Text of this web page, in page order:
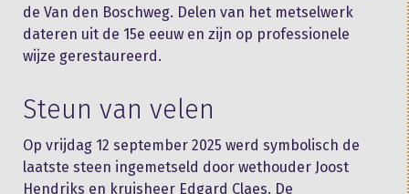
de Van den Boschweg. Delen van het metselwerk
dateren uit de 15e eeuw en zijn op professionele
wijze gerestaureerd.
Steun van velen
Op vrijdag 12 september 2025 werd symbolisch de
laatste steen ingemetseld door wethouder Joost
Hendriks en kruisheer Edgard Claes. De